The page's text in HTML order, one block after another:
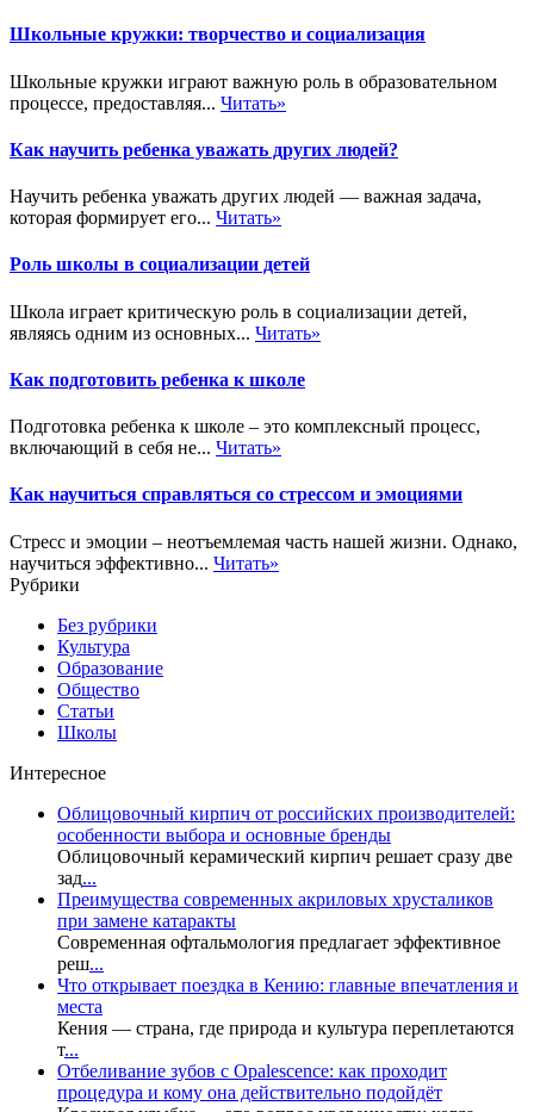
Школьные кружки: творчество и социализация
Школьные кружки играют важную роль в образовательном
процессе, предоставляя... Читать»
Как научить ребенка уважать других людей?
Научить ребенка уважать других людей — важная задача,
которая формирует его... Читать»
Роль школы в социализации детей
Школа играет критическую роль в социализации детей,
являясь одним из основных... Читать»
Как подготовить ребенка к школе
Подготовка ребенка к школе – это комплексный процесс,
включающий в себя не... Читать»
Как научиться справляться со стрессом и эмоциями
Стресс и эмоции – неотъемлемая часть нашей жизни. Однако,
научиться эффективно... Читать»
Рубрики
Без рубрики
Культура
Образование
Общество
Статьи
Школы
Интересное
Облицовочный кирпич от российских производителей:
особенности выбора и основные бренды
Облицовочный керамический кирпич решает сразу две
зад...
Преимущества современных акриловых хрусталиков
при замене катаракты
Современная офтальмология предлагает эффективное
реш...
Что открывает поездка в Кению: главные впечатления и
места
Кения — страна, где природа и культура переплетаются
т...
Отбеливание зубов с Opalescence: как проходит
процедура и кому она действительно подойдёт